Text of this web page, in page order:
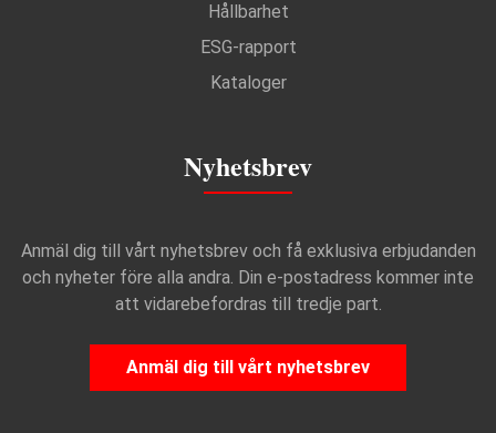
Hållbarhet
ESG-rapport
Kataloger
Nyhetsbrev
Anmäl dig till vårt nyhetsbrev och få exklusiva erbjudanden
och nyheter före alla andra. Din e-postadress kommer inte
att vidarebefordras till tredje part.
Anmäl dig till vårt nyhetsbrev